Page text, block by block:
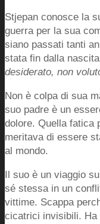
Stjepan conosce la
guerra per la sua
siano passati tanti
stata fin dalla nascita
desiderato, non
Non è colpa di sua
suo padre è un
dolore. Quella fatica
meritava di essere
al mondo.
Il suo è un viaggio
sé stessa in un
vittime. Scappa
cicatrici invisibili. Ha